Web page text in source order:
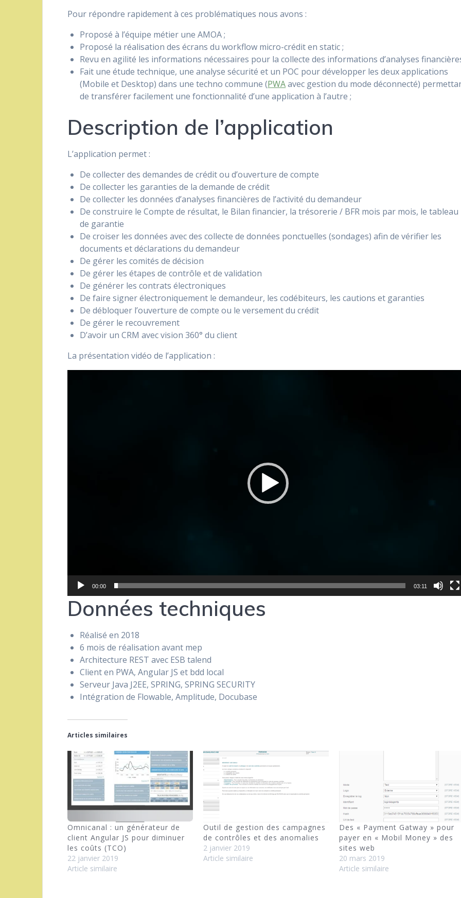
Pour répondre rapidement à ces problématiques nous avons :
Proposé à l’équipe métier une AMOA ;
Proposé la réalisation des écrans du workflow micro-crédit en static ;
Revu en agilité les informations nécessaires pour la collecte des informations d’analyses
Fait une étude technique, une analyse sécurité et un POC pour développer les deux applications
(Mobile et Desktop) dans une techno commune (PWAavec gestion du mode déconnecté)
de transférer facilement une fonctionnalité d’une application à l’autre ;
Description de l’application
L’application permet :
De collecter des demandes de crédit ou d’ouverture de compte
De collecter les garanties de la demande de crédit
De collecter les données d’analyses financières de l’activité du demandeur
De construire le Compte de résultat, le Bilan financier, la trésorerie / BFR mois par mois, le tableau
de garantie
De croiser les données avec des collecte de données ponctuelles (sondages) afin de vérifier les
documents et déclarations du demandeur
De gérer les comités de décision
De gérer les étapes de contrôle et de validation
De générer les contrats électroniques
De faire signer électroniquement le demandeur, les codébiteurs, les cautions et garanties
De débloquer l’ouverture de compte ou le versement du crédit
De gérer le recouvrement
D’avoir un CRM avec vision 360° du client
La présentation vidéo de l’application :
00:00 03:11
Données techniques
Réalisé en 2018
6 mois de réalisation avant mep
Architecture REST avec ESB talend
Client en PWA, Angular JS et bdd local
Serveur Java J2EE, SPRING, SPRING SECURITY
Intégration de Flowable, Amplitude, Docubase
Articles similaires
Omnicanal : un générateur de
client Angular JS pour diminuer
les coûts (TCO)
22 janvier 2019
Article similaire
Outil de gestion des campagnes
de contrôles et des anomalies
2 janvier 2019
Article similaire
Des « Payment Gatway » pour
payer en « Mobil Money » des
sites web
20 mars 2019
Article similaire